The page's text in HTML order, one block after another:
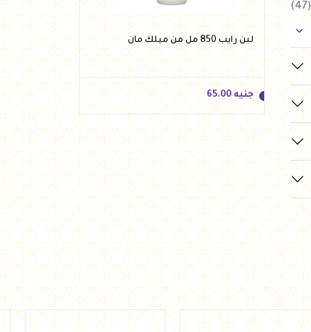
(47)
(56)
(1)
(10)
لبن رايب 850 مل من ميلك مان
جنيه 65.00
جنيه 65.00
أضف للسلة